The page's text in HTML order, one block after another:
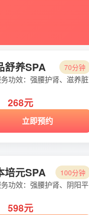
舒养SPA 70分钟
功效：强腰护肾、滋养脏
268元
立即预约
培元SPA 100分钟
功效：强腰护肾、阴阳平
598元